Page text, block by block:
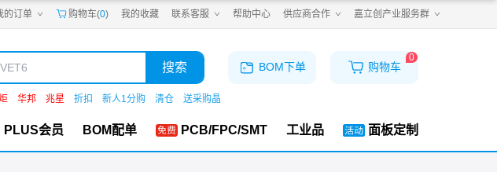
的订单 购物车(0) 我的收藏 联系客服 帮助中心 供应商合作 嘉立创产业服务群
立创PCB
立创FA
电工坊
搜索
华邦 兆星 折扣 新人1分购 清仓 送采购晶
BOM下单 购物车
0
PLUS会员 BOM配单 PCB/FPC/SMT 工业品 面板定制